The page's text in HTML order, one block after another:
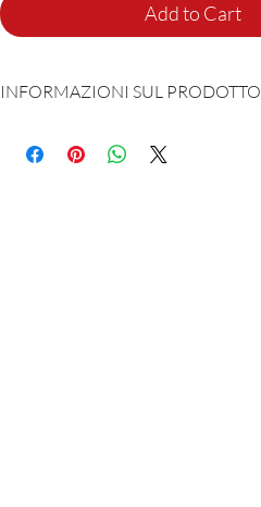
Add to Cart
INFORMAZIONI SUL PRODOTTO
90% Fillo di Scozia - 10% Polyamide